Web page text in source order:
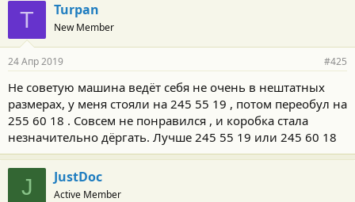
T Turpan
New Member
24 Апр 2019 #425
Не советую машина ведёт себя не очень в нештатных
размерах, у меня стояли на 245 55 19 , потом переобул на
255 60 18 . Совсем не понравился , и коробка стала
незначительно дёргать. Лучше 245 55 19 или 245 60 18
J JustDoc
Active Member